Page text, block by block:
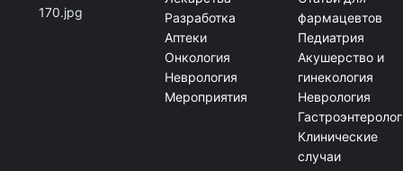
Разработка
Аптеки
Онкология
Неврология
Мероприятия
фармацевтов
Педиатрия
Акушерство и
гинекология
Неврология
Клинические
случаи